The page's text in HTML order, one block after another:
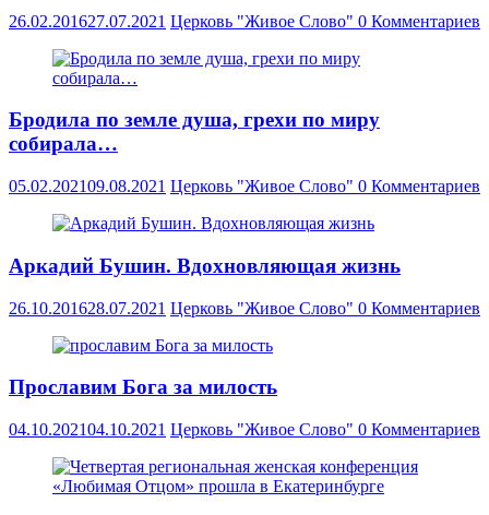
26.02.201627.07.2021 Церковь "Живое Слово" 0 Комментариев
Бродила по земле душа, грехи по миру
собирала…
05.02.202109.08.2021 Церковь "Живое Слово" 0 Комментариев
Аркадий Бушин. Вдохновляющая жизнь
26.10.201628.07.2021 Церковь "Живое Слово" 0 Комментариев
Прославим Бога за милость
04.10.202104.10.2021 Церковь "Живое Слово" 0 Комментариев